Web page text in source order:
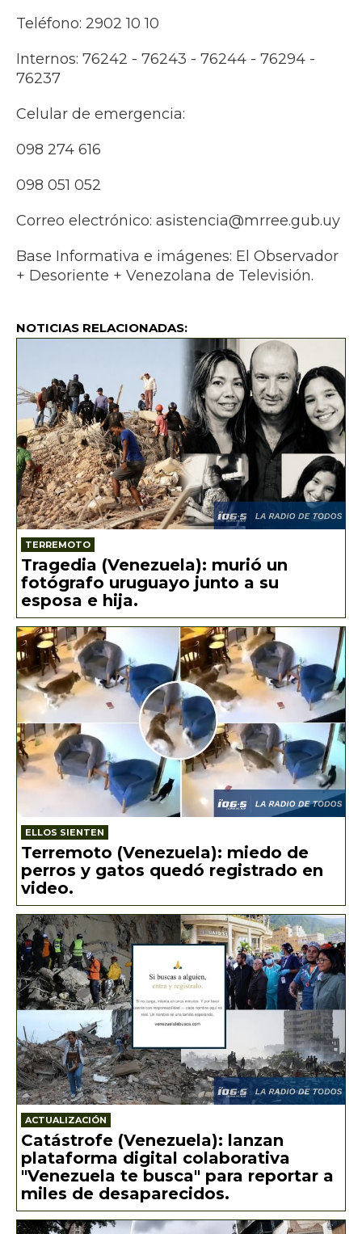
Teléfono: 2902 10 10
Internos: 76242 - 76243 - 76244 - 76294 -
76237
Celular de emergencia:
098 274 616
098 051 052
Correo electrónico: asistencia@mrree.gub.uy
Base Informativa e imágenes: El Observador
+ Desoriente + Venezolana de Televisión.
NOTICIAS RELACIONADAS:
TERREMOTO
Tragedia (Venezuela): murió un
fotógrafo uruguayo junto a su
esposa e hija.
ELLOS SIENTEN
Terremoto (Venezuela): miedo de
perros y gatos quedó registrado en
video.
ACTUALIZACIÓN
Catástrofe (Venezuela): lanzan
plataforma digital colaborativa
"Venezuela te busca" para reportar a
miles de desaparecidos.